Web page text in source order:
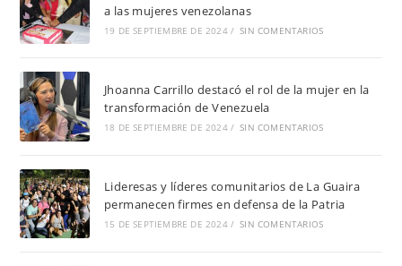
a las mujeres venezolanas
19 DE SEPTIEMBRE DE 2024 / SIN COMENTARIOS
Jhoanna Carrillo destacó el rol de la mujer en la
transformación de Venezuela
18 DE SEPTIEMBRE DE 2024 / SIN COMENTARIOS
Lideresas y líderes comunitarios de La Guaira
permanecen firmes en defensa de la Patria
15 DE SEPTIEMBRE DE 2024 / SIN COMENTARIOS